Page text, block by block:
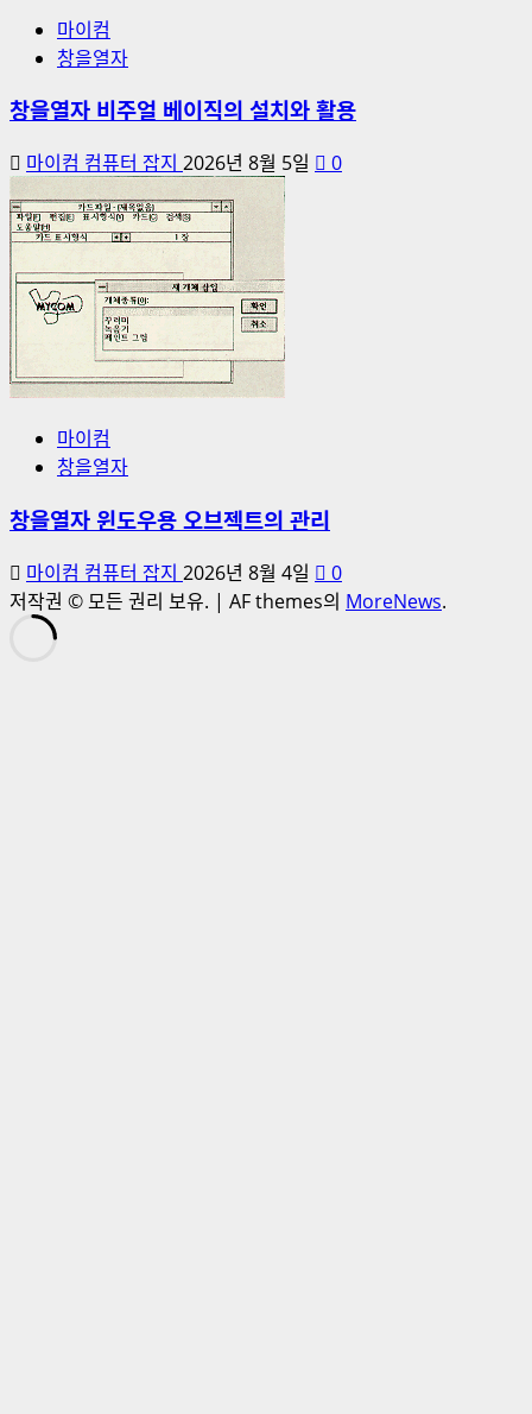
마이컴
창을열자
창을열자 비주얼 베이직의 설치와 활용
마이컴 컴퓨터 잡지 2026년 8월 5일 0
마이컴
창을열자
창을열자 윈도우용 오브젝트의 관리
마이컴 컴퓨터 잡지 2026년 8월 4일
0
저작권 © 모든 권리 보유. | AF themes의 MoreNews.